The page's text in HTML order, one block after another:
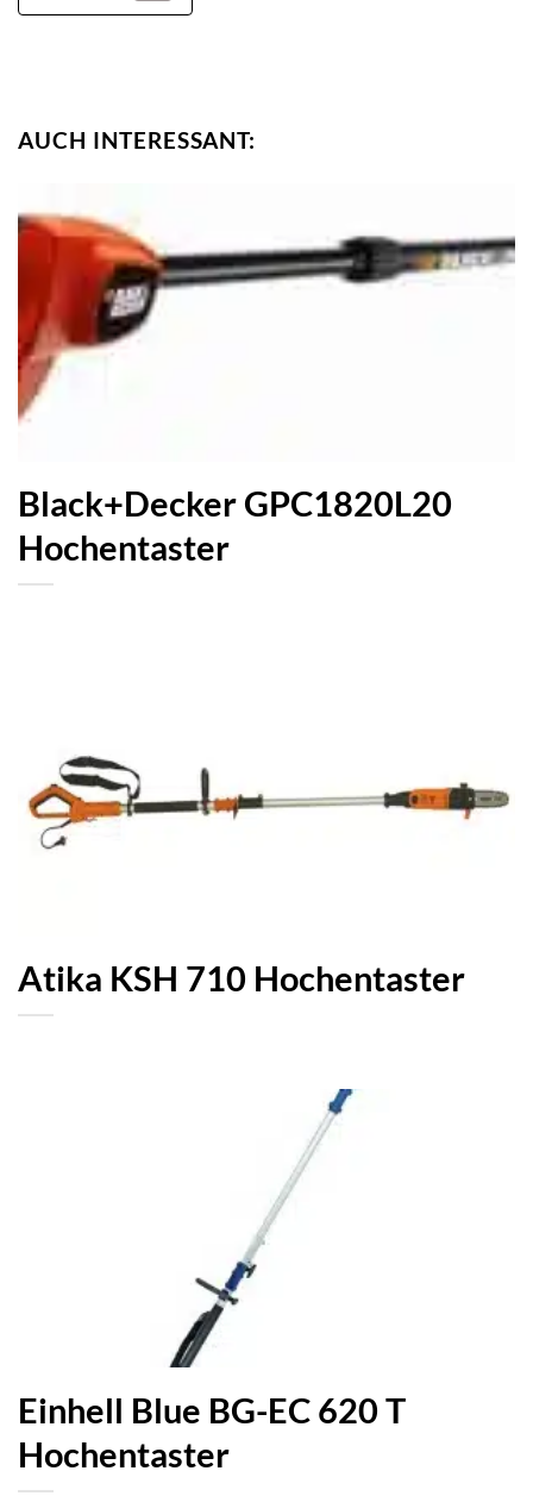
AUCH INTERESSANT:
Black+Decker GPC1820L20
Hochentaster
Atika KSH 710 Hochentaster
Einhell Blue BG-EC 620 T
Hochentaster